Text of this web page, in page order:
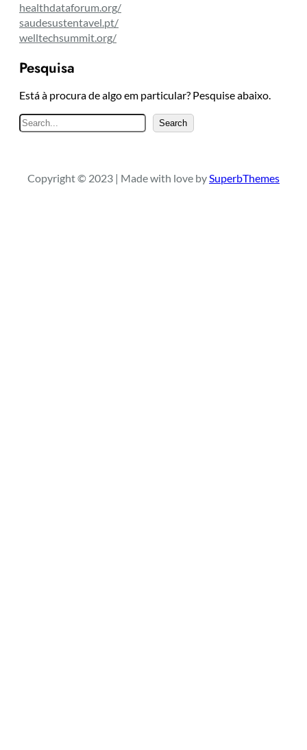
healthdataforum.org/
saudesustentavel.pt/
welltechsummit.org/
Pesquisa
Está à procura de algo em particular? Pesquise abaixo.
e
u
Search
Copyright © 2023 | Made with love bySuperbThemes